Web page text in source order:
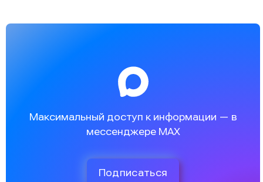
Максимальный доступ к информации — в
мессенджере MAX
Подписаться